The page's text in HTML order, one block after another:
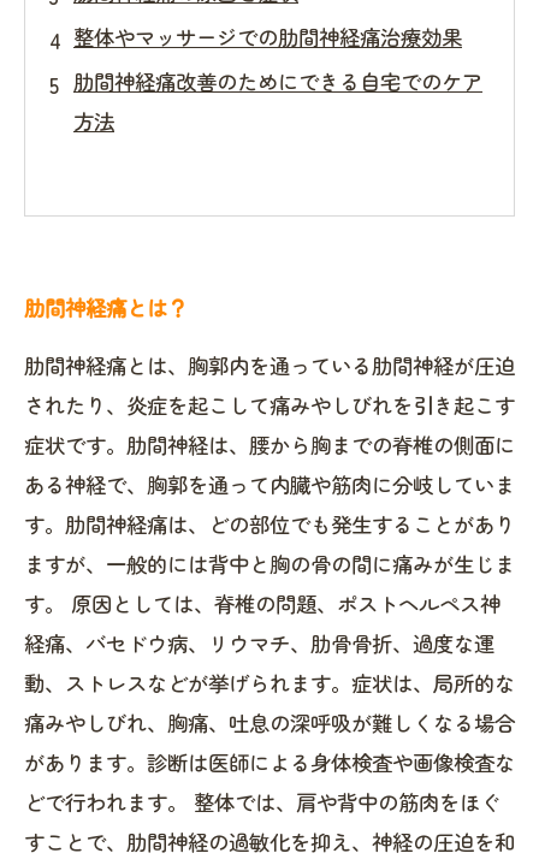
整体やマッサージでの肋間神経痛治療効果
肋間神経痛改善のためにできる自宅でのケア
方法
肋間神経痛とは？
肋間神経痛とは、胸郭内を通っている肋間神経が圧迫
されたり、炎症を起こして痛みやしびれを引き起こす
症状です。肋間神経は、腰から胸までの脊椎の側面に
ある神経で、胸郭を通って内臓や筋肉に分岐していま
す。肋間神経痛は、どの部位でも発生することがあり
ますが、一般的には背中と胸の骨の間に痛みが生じま
す。 原因としては、脊椎の問題、ポストヘルペス神
経痛、バセドウ病、リウマチ、肋骨骨折、過度な運
動、ストレスなどが挙げられます。症状は、局所的な
痛みやしびれ、胸痛、吐息の深呼吸が難しくなる場合
があります。診断は医師による身体検査や画像検査な
どで行われます。 整体では、肩や背中の筋肉をほぐ
すことで、肋間神経の過敏化を抑え、神経の圧迫を和